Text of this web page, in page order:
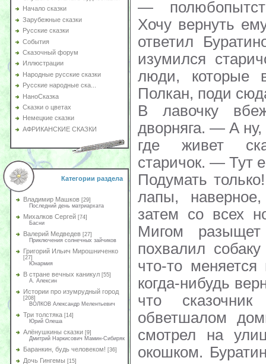
Начало сказки
Зарубежные сказки
Русские сказки
События
Сказочный форум
Иллюстрации
Народные русские сказки
Русские народные ска...
НаноСказка
Сказки о цветах
Немецкие сказки
АФРИКАНСКИЕ СКАЗКИ
Категории раздела
Владимир Машков [29]
Последний день матриархата
Михалков Сергей [74]
Басни
Валерий Медведев [27]
Приключения солнечных зайчиков
Григорий Ильич Мирошниченко
[27]
Юнармия
В стране вечных каникул [55]
А. Алексин
Истории про изумрудный город
[208]
ВОЛКОВ Александр Мелентьевич
Три толстяка [14]
Юрий Олеша
Алёнушкины сказки [9]
Дмитрий Наркисович Мамин-Сибиряк
Баранкин, будь человеком! [36]
Дочь Гингемы [15]
—
Хочу вернуть
ответил
изумился
люди, которые
Полкан, поди
В лавочку
дворняга. — А
где живет
старичок. — Тут
Подумать
лапы,
затем со всех
Мигом
похвалил
что-то
когда-нибудь
что
обветшалом
смотрел на
окошком.